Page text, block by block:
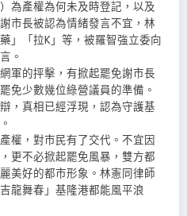
為產權為何未及時登記，以及
市長被認為情緒發言不宜，林
」「拉K」等，被羅智強立委向
。
軍的抨擊，有掀起罷免謝市長
免少數幾位綠營議員的準備。
，真相已經浮現，認為守護基
權，對市民有了交代。不宜因
更不必掀起罷免風暴，雙方都
美好的都市形象。林憲同律師
龍舞春」基隆港都能風平浪